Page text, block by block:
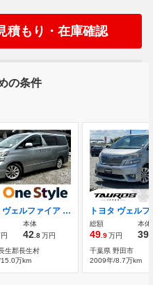
積もり・在庫確認
の条件
トヨタ ヴェルファイア 2.4 Z Wサンルーフ
本体
42 .8万円
生郡長生村
万km
総額
49 .9万円
本体
39
千葉県 野田市
2009年/8.7万km